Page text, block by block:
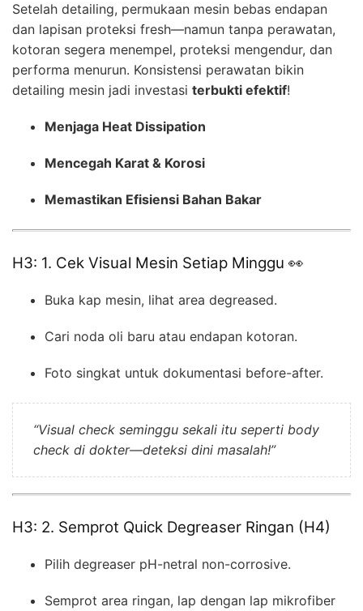
Setelah detailing, permukaan mesin bebas endapan
dan lapisan proteksi fresh—namun tanpa perawatan,
kotoran segera menempel, proteksi mengendur, dan
performa menurun. Konsistensi perawatan bikin
detailing mesin jadi investasi terbukti efektif!
Menjaga Heat Dissipation
Mencegah Karat & Korosi
Memastikan Efisiensi Bahan Bakar
H3: 1. Cek Visual Mesin Setiap Minggu 👀
Buka kap mesin, lihat area degreased.
Cari noda oli baru atau endapan kotoran.
Foto singkat untuk dokumentasi before-after.
“Visual check seminggu sekali itu seperti body
check di dokter—deteksi dini masalah!”
H3: 2. Semprot Quick Degreaser Ringan (H4)
Pilih degreaser pH-netral non-corrosive.
Semprot area ringan, lap dengan lap mikrofiber